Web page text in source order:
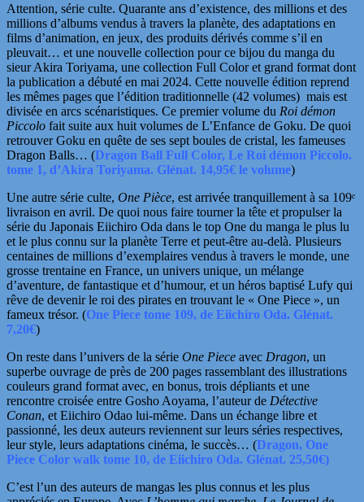
Attention, série culte. Quarante ans d’existence, des millions et des
millions d’albums vendus à travers la planète, des adaptations en
films d’animation, en jeux, des produits dérivés comme s’il en
pleuvait… et une nouvelle collection pour ce bijou du manga du
sieur Akira Toriyama, une collection Full Color et grand format dont
la publication a débuté en mai 2024. Cette nouvelle édition reprend
les mêmes pages que l’édition traditionnelle (42 volumes) mais est
divisée en arcs scénaristiques. Ce premier volume du Roi démon
Piccolo fait suite aux huit volumes de L’Enfance de Goku. De quoi
retrouver Goku en quête de ses sept boules de cristal, les fameuses
Dragon Balls… (Dragon Ball Full Color, Le Roi démon Piccolo.
tome 1, d’Akira Toriyama. Glénat. 14,95€ le volume)
Une autre série culte, One Pièce, est arrivée tranquillement à sa 109ᵉ
livraison en avril. De quoi nous faire tourner la tête et propulser la
série du Japonais Eiichiro Oda dans le top One du manga le plus lu
et le plus connu sur la planète Terre et peut-être au-delà. Plusieurs
centaines de millions d’exemplaires vendus à travers le monde, une
grosse trentaine en France, un univers unique, un mélange
d’aventure, de fantastique et d’humour, et un héros baptisé Lufy qui
rêve de devenir le roi des pirates en trouvant le « One Piece », un
fameux trésor. (One Piece tome 109, de Eiichiro Oda. Glénat.
7,20€)
On reste dans l’univers de la série One Piece avec Dragon, un
superbe ouvrage de près de 200 pages rassemblant des illustrations
couleurs grand format avec, en bonus, trois dépliants et une
rencontre croisée entre Gosho Aoyama, l’auteur de Détective
Conan, et Eiichiro Odao lui-même. Dans un échange libre et
passionné, les deux auteurs reviennent sur leurs séries respectives,
leur style, leurs adaptations cinéma, le succès… (Dragon, One
Piece Color walk tome 10, de Eiichiro Oda. Glénat. 25,50€)
C’est l’un des auteurs de mangas les plus connus et les plus